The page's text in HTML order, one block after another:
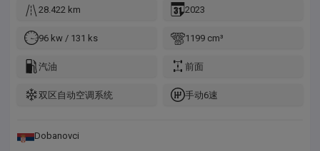
nesporazuma...Svi uslovi zamene su vam ovde napisani... Cena
uzimam u zamenu vaš auto koji ne želim, a dajem vam vozilo
porez na prenos, srediti šta treba da se sredi na njemu i naći mu
vozilo vi dobijate na ime kupca bez ikakvih troškova poreza na
činim vama uslugu a to ima svoju cenu... Cena mog vozila u
zameni je 6.900e...
28.422 km 2023
96 kw / 131 ks 1199 cm³
汽油 前面
双区自动空调系统 手动6速
Dobanovci